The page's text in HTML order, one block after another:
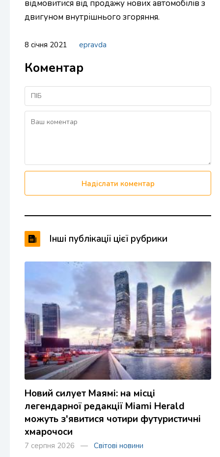
відмовитися від продажу нових автомобілів з
двигуном внутрішнього згоряння.
8 січня 2021 epravda
Коментар
Надіслати коментар
Інші публікації цієї рубрики
Новий силует Маямі: на місці
легендарної редакції Miami Herald
можуть з'явитися чотири футуристичні
хмарочоси
7 серпня 2026 — Світові новини